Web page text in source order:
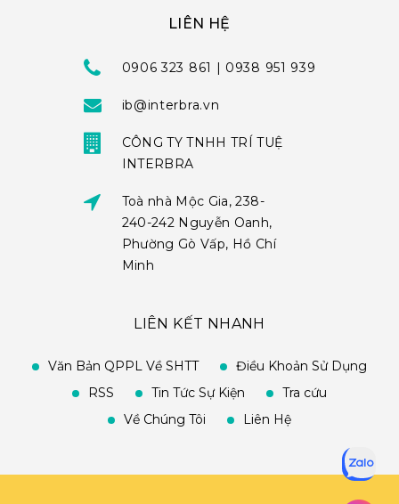
LIÊN HỆ
0906 323 861 | 0938 951 939
ib@interbra.vn
CÔNG TY TNHH TRÍ TUỆ
INTERBRA
Toà nhà Mộc Gia, 238-
240-242 Nguyễn Oanh,
Phường Gò Vấp, Hồ Chí
Minh
LIÊN KẾT NHANH
Văn Bản QPPL Về SHTT
Điều Khoản Sử Dụng
RSS
Tin Tức Sự Kiện
Tra cứu
Về Chúng Tôi
Liên Hệ